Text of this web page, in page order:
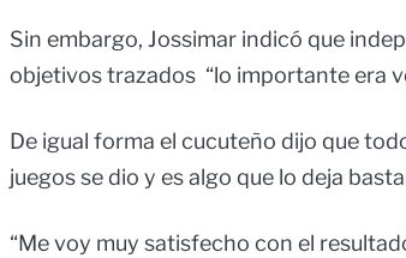
Sin embargo, Jossimar indicó que
objetivos trazados “lo importante era
De igual forma el cucuteño dijo que
juegos se dio y es algo que lo deja
“Me voy muy satisfecho con el